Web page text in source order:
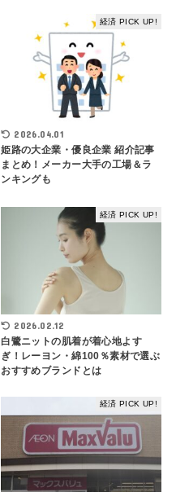
経済 PICK UP!
2026.04.01
姫路の大企業・優良企業 紹介記事
まとめ！メーカー大手の工場＆ラ
ンキングも
経済 PICK UP!
2026.02.12
白鷺ニットの肌着が着心地よす
ぎ！レーヨン・綿100％素材で選ぶ
おすすめブランドとは
経済 PICK UP!